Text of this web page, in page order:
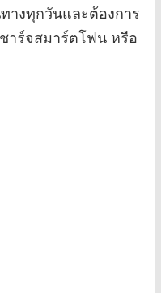
างทุกวันและต้องการ
าร์จสมาร์ตโฟน หรือ